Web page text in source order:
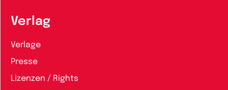
Verlag
Verlage
Presse
Lizenzen / Rights